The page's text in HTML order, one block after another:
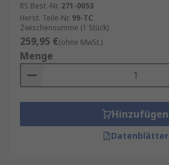
RS Best.-Nr. 271-0053
Herst. Teile-Nr. 99-TC
Zwischensumme (1 Stück)
259,95 €(ohne MwSt.)
Menge
Hinzufügen
Datenblätter